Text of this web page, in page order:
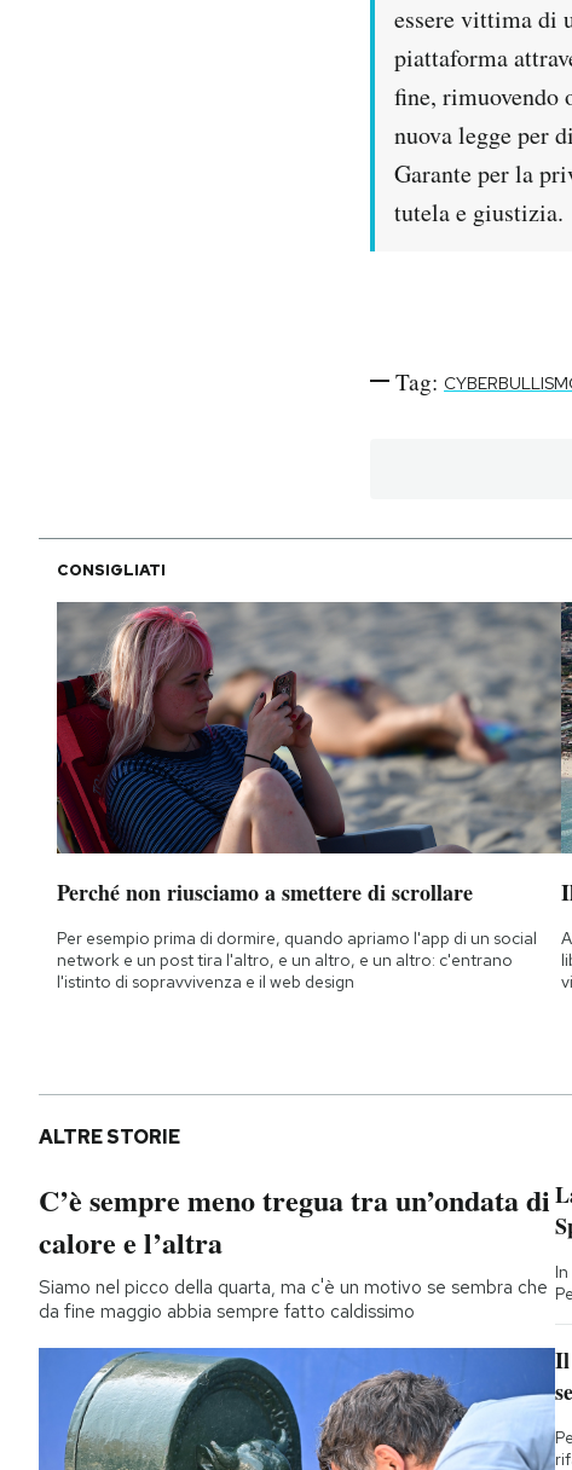
essere vittima di
piattaforma
fine, rimuovendo
nuova legge per
Garante per la
tutela e giustizia.
Tag:
CONSIGLIATI
Perché non riusciamo a smettere di scrollare
Per esempio prima di dormire, quando apriamo l'app di un social
network e un post tira l'altro, e un altro, e un altro: c'entrano
l'istinto di sopravvivenza e il web design
ALTRE STORIE
C’è sempre meno tregua tra un’ondata di
calore e l’altra
Siamo nel picco della quarta, ma c'è un motivo se sembra che
da fine maggio abbia sempre fatto caldissimo
Il